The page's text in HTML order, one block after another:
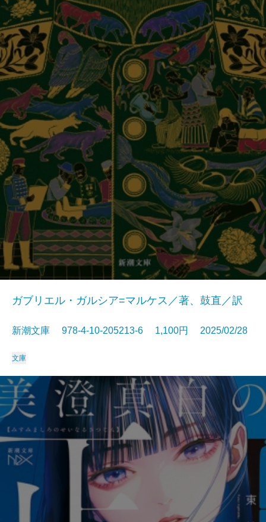
ガブリエル・ガルシア=マルケス／著、鼓直／訳
新潮文庫 978-4-10-205213-6 1,100円 2025/02/28
文庫